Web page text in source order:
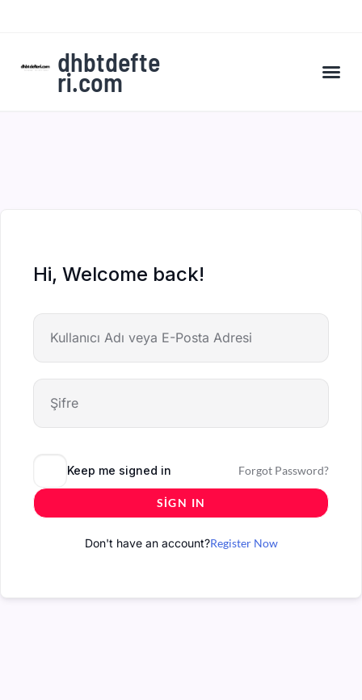
dhbtdefte
ri.com
Hi, Welcome back!
Keep me signed in Forgot Password?
SIGN IN
Don't have an account?Register Now